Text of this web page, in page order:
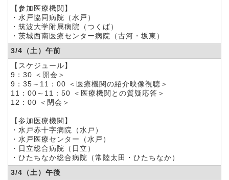
【参加医療機関】
・水戸協同病院（水戸）
・筑波大学附属病院（つくば）
・茨城西南医療センター病院（古河・坂東）
3/4（土）午前
【スケジュール】
9：30 ＜開会＞
9：35～11：00 ＜医療機関の紹介映像視聴＞
11：00～11：50 ＜医療機関との質疑応答＞
12：00 ＜閉会＞
【参加医療機関】
・水戸赤十字病院（水戸）
・水戸医療センター（水戸）
・日立総合病院（日立）
・ひたちなか総合病院（常陸太田・ひたちなか）
3/4（土）午後